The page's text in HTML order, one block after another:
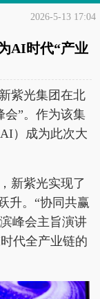
2026-5-13 17:04
AI时代“产业
紫光集团在北
会”。作为该集
）成为此次大
新紫光实现了
升。“协同共赢
峰会主旨演讲
代全产业链的